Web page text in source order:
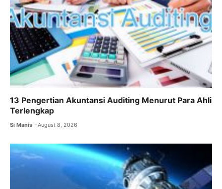
13 Pengertian Akuntansi Auditing Menurut Para Ahli
Terlengkap
Si Manis August 8, 2026